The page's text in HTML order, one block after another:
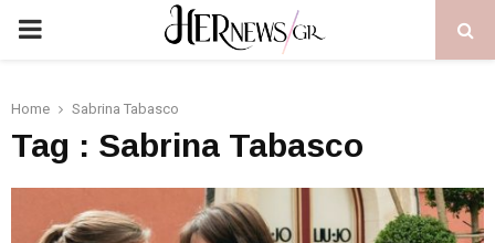
PRIMARY
Home Sabrina Tabasco
Tag : Sabrina Tabasco